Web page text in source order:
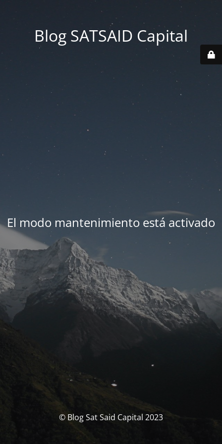
Blog SATSAID Capital
El modo mantenimiento está activado
© Blog Sat Said Capital 2023